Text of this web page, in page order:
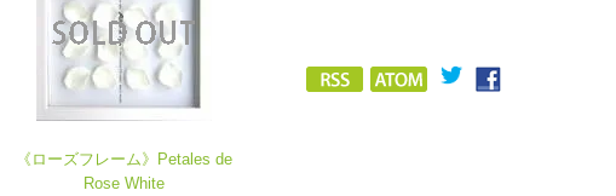
《ローズフレーム》Petales de
Rose White